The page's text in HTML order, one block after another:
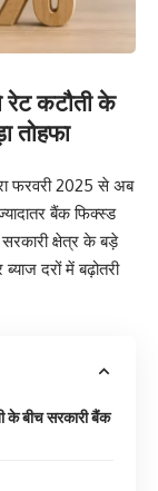
रेट कटौती के
तोहफा
फरवरी 2025 से अब
बैंक फिक्स्ड
क्षेत्र के बड़े
दरों में बढ़ोतरी
बीच सरकारी बैंक